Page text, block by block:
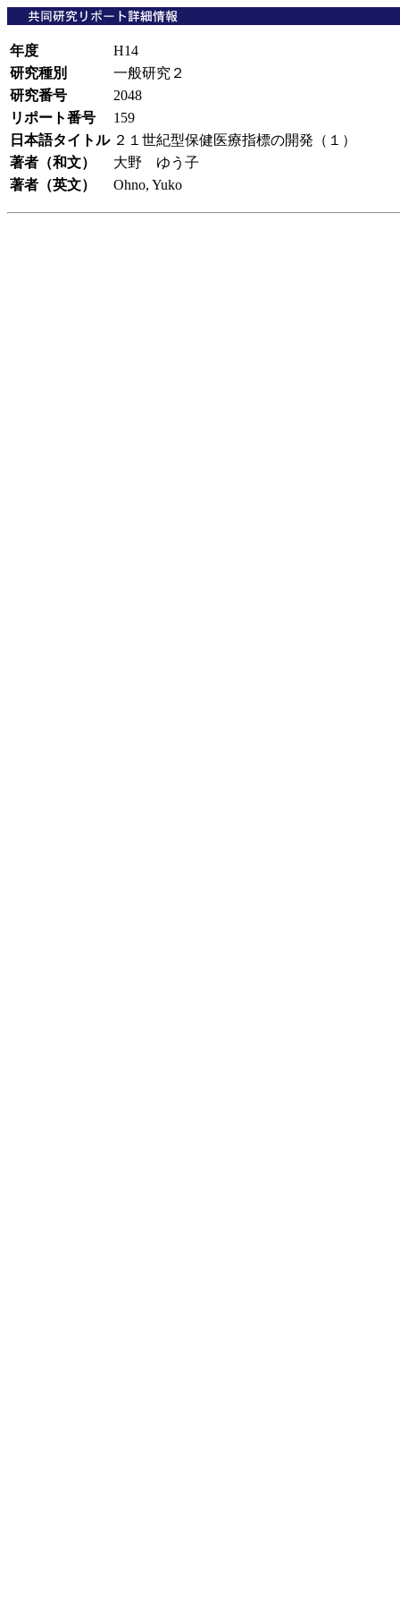
年度
H14
研究種別
一般研究２
研究番号
2048
リポート番号
159
日本語タイトル ２１世紀型保健医療指標の開発（１）
著者（和文）
大野 ゆう子
著者（英文）
Ohno, Yuko